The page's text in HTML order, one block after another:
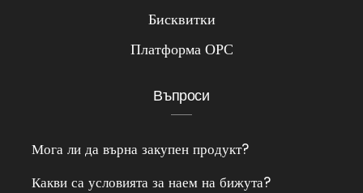
Бисквитки
Платформа ОРС
Въпроси
Мога ли да върна закупен продукт?
Какви са условията за наем на бижута?